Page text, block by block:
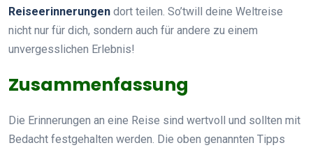
Reiseerinnerungen dort teilen. So’twill deine Weltreise
nicht nur für dich, sondern auch für andere zu einem
unvergesslichen Erlebnis!
Zusammenfassung
Die Erinnerungen an eine Reise sind wertvoll und sollten mit
Bedacht festgehalten werden. Die oben genannten Tipps